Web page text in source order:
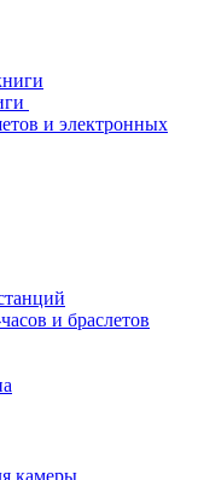
и электронных
и браслетов
камеры